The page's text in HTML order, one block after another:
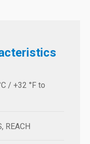
/ +32 °F to
REACH